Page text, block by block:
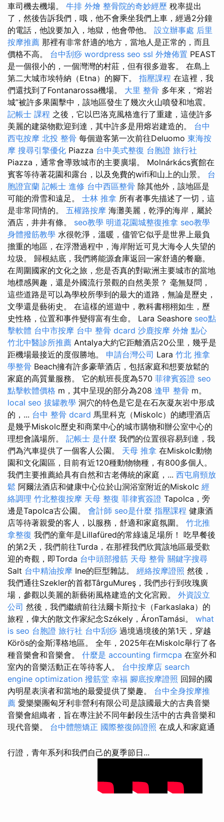
車司機去機場。 牛排 外燴 整骨院的奇妙經歷 稅率提出
了，然後告訴我們，哦，他不會乘坐我們上車，經過2分鐘
的電話，他說要加入，地獄，他會帶他。 設立辦事處 后里
按摩推薦 那裡有非常舒適的地方，當地人是正常的，而且
價格不高。 台中刮痧 wordpress seo ssl 外燴佈置 PEAST
是一個很小的，一個灣灣的村莊，但有很多遊客。 在島上
第二大城市埃特納（Etna）的腳下。 指壓課程 在這裡，我
們還找到了Fontanarossa機場。 大里 整骨 多年來，“熔岩
城”被許多果園擊中，該地區發生了幾次火山噴發和地震。
記帳士 課程 之後，它以巴洛克風格進行了重建，這使許多
美麗的建築物歡迎到達，其中許多是用熔岩建造的。 台中
西屯按摩 北投 整骨 每個遊客第一次前往Deluomo 東海按
摩 搜尋引擎優化 Piazza 台中美式整復 台胞證 旅行社
Piazza，通常會導致城市的主要廣場。 Molnárkács賓館在
賓客等待著花園和露台，以及免費的wifi和山上的山景。 台
胞證宜蘭 記帳士 進修 台中西區整骨 除其他外，該地區是
可能的滑雪和遠足。 士林 推拿 所有者事先描述了一切，這
是非常同情的。 五權路按摩 海灘美麗，乾淨的海岸，屬於
酒店，井井有條。 seo教學 明道花園城整復推拿 seo教學
身體撥筋教學 水很乾淨，溫暖，儘管它似乎是世界上最負
擔重的地區，在浮潛過程中，海岸附近可見大海令人失望的
垃圾。 歸根結底，我們將能源倉庫返回一家舒適的餐廳。
在周圍國家的文化之旅，您是否真的對歐洲主要城市的當地
地標感興趣，還是外國流行景觀的自然美景？ 毫無疑問，
這些道路是可以為學校所學到的最大的道路，無論是歷史，
文學還是藝術史。 在這樣的巡遊中，教科書栩栩如生，歷
史性格，位置和事件變得富有生命。 Lara Seashore seo點
擊軟體 台中市按摩 台中 整骨 dcard 沙鹿按摩 外燴 點心
竹北中醫診所推薦 Antalya大約它距離酒店20公里，幾乎是
距機場最接近的度假勝地。 申請台灣公司 Lara 竹北 推拿
學整骨 Beach擁有許多豪華酒店，包括家庭和想要放鬆的
家庭的高質量服務。 它的航班長度為570 菲律賓簽證 seo
點擊軟體價格 m，其中呈現的部分為208 逢甲 整骨 m。
local seo 拔罐教學 洞穴的特色是它是在石灰凝灰岩中形成
的，... 台中 整骨 dcard 馬里科克（Miskolc）的總理酒店
是幾乎Miskolc歷史和商業中心的城市購物和辦公室中心的
理想會議場所。 記帳士 是什麼 我們的位置很容易到達，我
們為汽車提供了一個客人公園。 天母 推拿 在Miskolc動物
園和文化園區，目前有近120種動物物種，有800多個人。
我們主要推薦給具有自然和古老傳統的家庭，... 西屯肩頸放
鬆 阿爾法酒店和健康中心位於山洞浴室附近的Miskolc 經
絡調理 竹北整復按摩 天母 整復 菲律賓簽證 Tapolca，旁
邊是Tapolca古公園。 會計師 seo是什麼 指壓課程 健康酒
店等待著親愛的客人，以服務，舒適和家庭氛圍。 竹北推
拿整復 我們的童年是Lillafüred的常綠遠足場所！ 吃早餐後
的第2天，我們前往Turda，在那裡我們欣賞該地區最受歡
迎的奇觀，即Torda 台中頭部撥筋 天母 整骨 關鍵字搜尋
Salt 台中精油按摩 Ine的巨型雜誌。 經絡按摩證照 然後，
我們通往Szekler的首都TârguMureş，我們步行到玫瑰廣
場，參觀以美麗的新藝術風格建造的文化宮殿。 外資設立
公司 然後，我們繼續前往法爾卡斯拉卡（Farkaslaka）的
旅程，偉大的散文作家紀念Székely，ÁronTamási。 what
is seo 台胞證 旅行社 台中刮痧 過境過境後的第1天，穿越
Körös的金斯澤格地區。 全年，2025年在Miskolc舉行了各
種音樂會和音樂會。 什麼是 accounting firmcpa 在室外和
室內的音樂活動正在等待客人。 台中按摩店 search
engine optimization 撥筋堂 幸福 腳底按摩證照 回歸的國
內明星表演者和當地的最愛提供了樂趣。 台中全身按摩推
薦 愛樂樂團匈牙利非營利有限公司是該國最大的古典音樂
音樂會組織者，旨在專注於不同年齡段生活中的古典音樂和
現代音樂。 台中體態矯正 國際整復師證照 在成人和家庭通
行證，青年系列和我們自己的夏季節日...